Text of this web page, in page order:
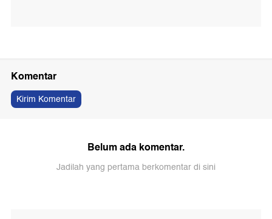
Komentar
Kirim Komentar
Belum ada komentar.
Jadilah yang pertama berkomentar di sini